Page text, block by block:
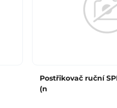
Postřikovač ruční
(n